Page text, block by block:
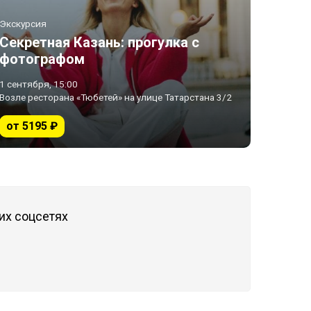
Экскурсия
Секретная Казань: прогулка с
фотографом
1 сентября, 15:00
Возле ресторана «Тюбетей» на улице Татарстана 3/2
от 5195 ₽
соцсетях